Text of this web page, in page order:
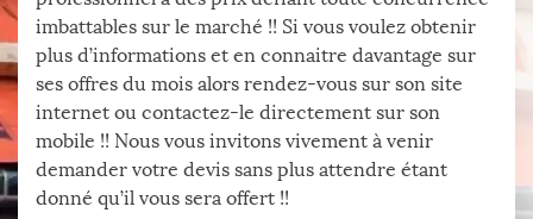
imbattables sur le marché !! Si vous voulez obtenir
plus d’informations et en connaitre davantage sur
ses offres du mois alors rendez-vous sur son site
internet ou contactez-le directement sur son
mobile !! Nous vous invitons vivement à venir
demander votre devis sans plus attendre étant
donné qu’il vous sera offert !!